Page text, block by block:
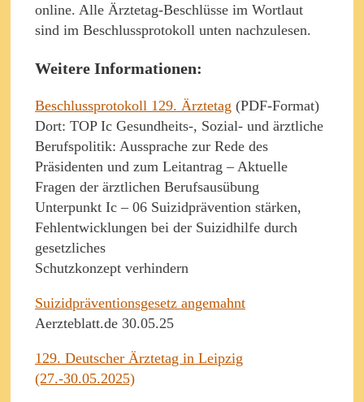
online. Alle Ärztetag-Beschlüsse im Wortlaut
sind im Beschlussprotokoll unten nachzulesen.
Weitere Informationen:
Beschlussprotokoll 129. Ärztetag (PDF-Format)
Dort: TOP Ic Gesundheits-, Sozial- und ärztliche
Berufspolitik: Aussprache zur Rede des
Präsidenten und zum Leitantrag – Aktuelle
Fragen der ärztlichen Berufsausübung
Unterpunkt Ic – 06 Suizidprävention stärken,
Fehlentwicklungen bei der Suizidhilfe durch
gesetzliches
Schutzkonzept verhindern
Suizidpräventionsgesetz angemahnt
Aerzteblatt.de 30.05.25
129. Deutscher Ärztetag in Leipzig
(27.-30.05.2025)